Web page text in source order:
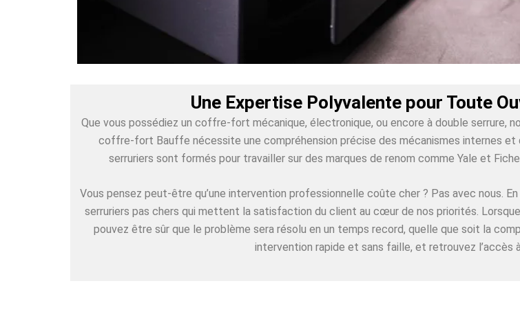
Une Expertise Polyvalente pour Toute
Que vous possédiez un coffre-fort mécanique, électronique, ou encore à double serrure,
coffre-fort Bauffe nécessite une compréhension précise des mécanismes internes et
serruriers sont formés pour travailler sur des marques de renom comme Yale et
Vous pensez peut-être qu’une intervention professionnelle coûte cher ? Pas avec nous.
serruriers pas chers qui mettent la satisfaction du client au cœur de nos priorités.
pouvez être sûr que le problème sera résolu en un temps record, quelle que soit la
intervention rapide et sans faille, et retrouvez l’accès